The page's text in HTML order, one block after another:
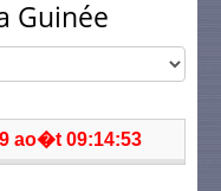
Guinée
ao�t 09:14:53